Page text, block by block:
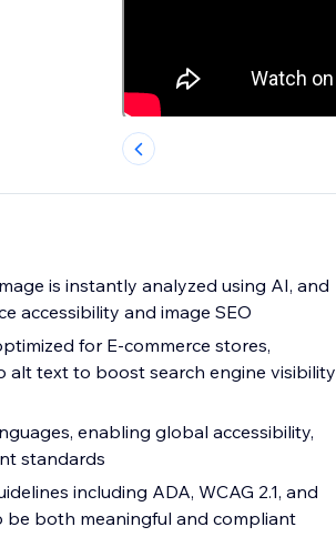
is instantly analyzed using AI, and
accessibility and image SEO
for E-commerce stores,
text to boost search engine visibility
enabling global accessibility,
standards
including ADA, WCAG 2.1, and
both meaningful and compliant